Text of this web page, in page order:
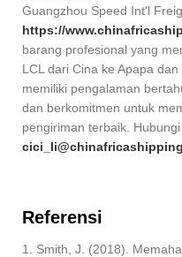
Guangzhou Speed Int'l
https://
barang profesional yang
LCL dari Cina ke Apapa
memiliki pengalaman
dan berkomitmen untuk
pengiriman terbaik.
Referensi
1. Smith, J. (2018).